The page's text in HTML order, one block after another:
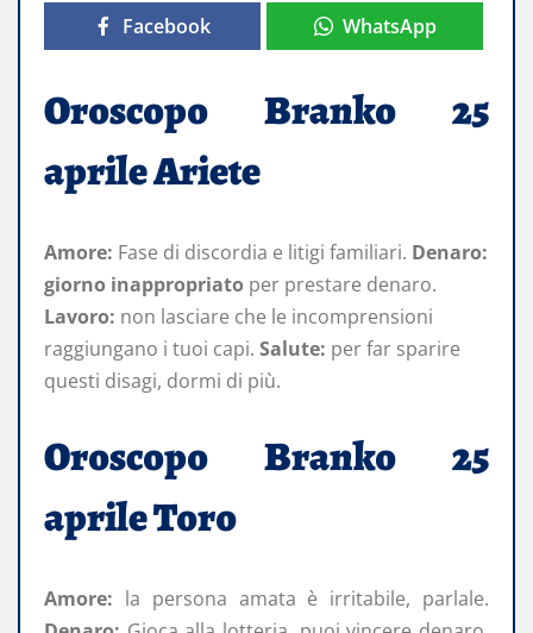
Facebook WhatsApp
Oroscopo Branko 25
aprile Ariete
Amore: Fase di discordia e litigi familiari. Denaro:
giorno inappropriato per prestare denaro.
Lavoro: non lasciare che le incomprensioni
raggiungano i tuoi capi. Salute: per far sparire
questi disagi, dormi di più.
Oroscopo Branko 25
aprile Toro
Amore: la persona amata è irritabile, parlale.